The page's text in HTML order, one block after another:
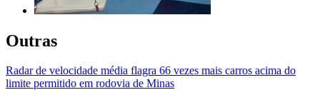
Outras
Radar de velocidade média flagra 66 vezes mais carros acima do
limite permitido em rodovia de Minas